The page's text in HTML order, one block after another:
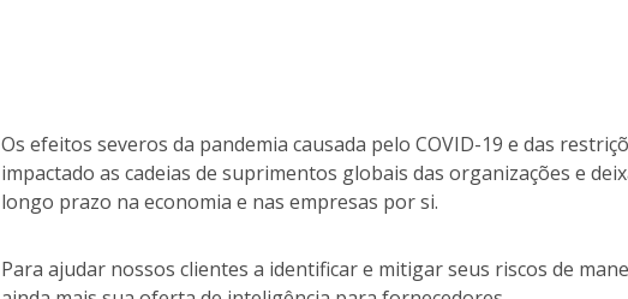
Os efeitos severos da pandemia causada pelo COVID-19 e das
impactado as cadeias de suprimentos globais das organizações e
longo prazo na economia e nas empresas por si.
Para ajudar nossos clientes a identificar e mitigar seus riscos de